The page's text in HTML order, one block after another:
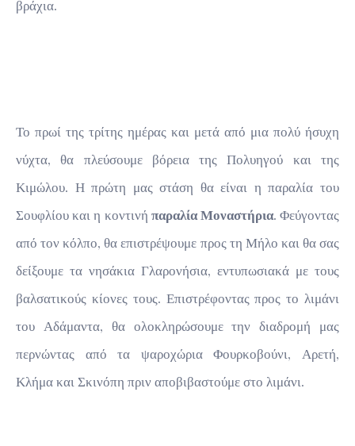
βράχια.
Το πρωί της τρίτης ημέρας και μετά από μια πολύ ήσυχη
νύχτα, θα πλεύσουμε βόρεια της Πολυηγού και της
Κιμώλου. Η πρώτη μας στάση θα είναι η παραλία του
Σουφλίου και η κοντινή παραλία Μοναστήρια. Φεύγοντας
από τον κόλπο, θα επιστρέψουμε προς τη Μήλο και θα σας
δείξουμε τα νησάκια Γλαρονήσια, εντυπωσιακά με τους
βαλσατικούς κίονες τους. Επιστρέφοντας προς το λιμάνι
του Αδάμαντα, θα ολοκληρώσουμε την διαδρομή μας
περνώντας από τα ψαροχώρια Φουρκοβούνι, Αρετή,
Κλήμα και Σκινόπη πριν αποβιβαστούμε στο λιμάνι.